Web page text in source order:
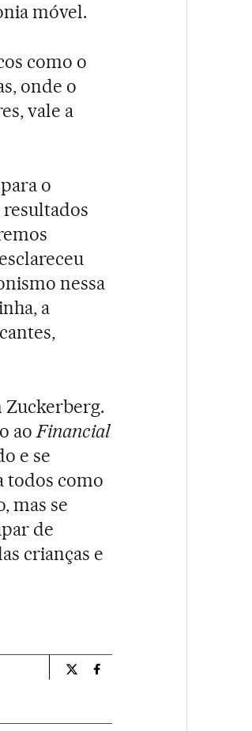
móvel.
como o
onde o
vale a
o
nessa
a
Zuckerberg.
aoFinancial
e se
todos como
mas se
de
crianças e
Tecnologia El País Brasil en
Tecnologia El País Brasil en